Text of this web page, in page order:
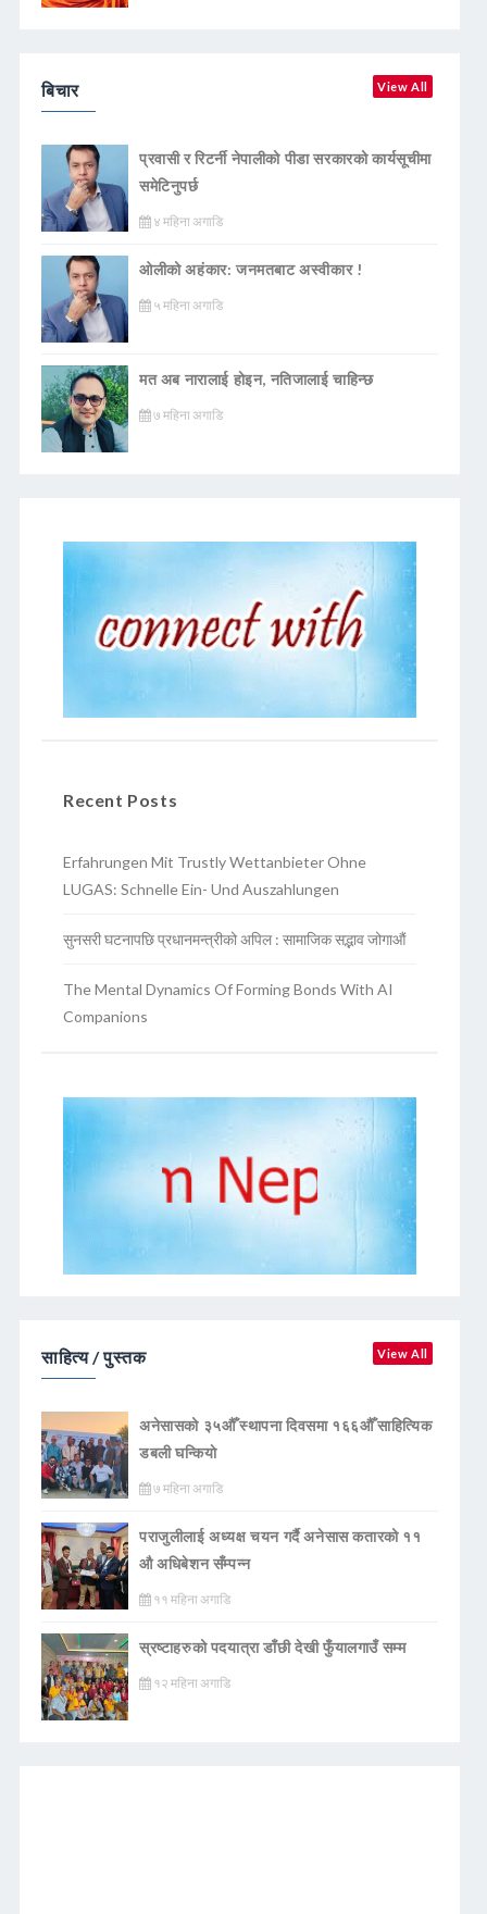
बिचार View All
प्रवासी र रिटर्नी नेपालीको पीडा सरकारको कार्यसूचीमा
समेटिनुपर्छ
४ महिना अगाडि
ओलीको अहंकार: जनमतबाट अस्वीकार !
५ महिना अगाडि
मत अब नारालाई होइन, नतिजालाई चाहिन्छ
७ महिना अगाडि
Recent Posts
Erfahrungen Mit Trustly Wettanbieter Ohne
LUGAS: Schnelle Ein- Und Auszahlungen
सुनसरी घटनापछि प्रधानमन्त्रीको अपिल : सामाजिक सद्भाव जोगाऔं
The Mental Dynamics Of Forming Bonds With AI
Companions
साहित्य / पुस्तक View All
अनेसासको ३५औँ स्थापना दिवसमा १६६औँ साहित्यिक
डबली घन्कियाे
७ महिना अगाडि
पराजुलीलाई अध्यक्ष चयन गर्दै अनेसास कतारको ११
औ अधिबेशन सँम्पन्न
११ महिना अगाडि
स्रष्टाहरुको पदयात्रा डाँछी देखी फुँयालगाउँ सम्म
१२ महिना अगाडि